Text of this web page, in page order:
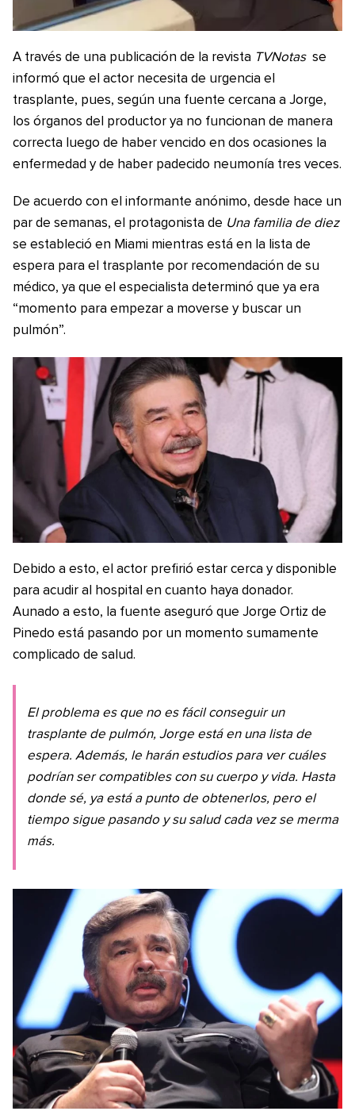
A través de una publicación de la revista TVNotas se
informó que el actor necesita de urgencia el
trasplante, pues, según una fuente cercana a Jorge,
los órganos del productor ya no funcionan de manera
correcta luego de haber vencido en dos ocasiones la
enfermedad y de haber padecido neumonía tres veces.
De acuerdo con el informante anónimo, desde hace un
par de semanas, el protagonista de Una familia de diez
se estableció en Miami mientras está en la lista de
espera para el trasplante por recomendación de su
médico, ya que el especialista determinó que ya era
“momento para empezar a moverse y buscar un
pulmón”.
Debido a esto, el actor prefirió estar cerca y disponible
para acudir al hospital en cuanto haya donador.
Aunado a esto, la fuente aseguró que Jorge Ortiz de
Pinedo está pasando por un momento sumamente
complicado de salud.
El problema es que no es fácil conseguir un
trasplante de pulmón, Jorge está en una lista de
espera. Además, le harán estudios para ver cuáles
podrían ser compatibles con su cuerpo y vida. Hasta
donde sé, ya está a punto de obtenerlos, pero el
tiempo sigue pasando y su salud cada vez se merma
más.